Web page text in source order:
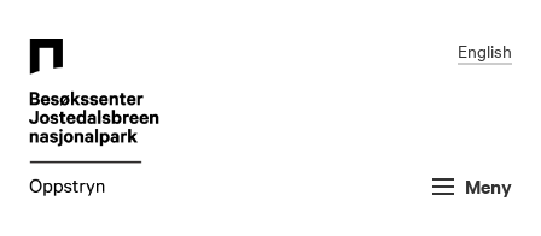
English
Meny